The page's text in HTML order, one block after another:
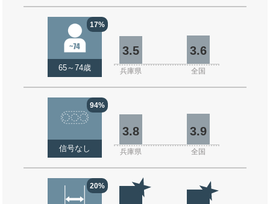
17%
65～74歳
3.5 3.6
兵庫県 全国
94%
信号なし
3.8 3.9
兵庫県 全国
20%